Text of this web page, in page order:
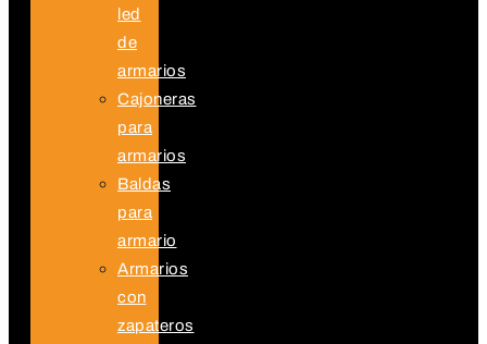
led
de
armarios
Cajoneras
para
armarios
Baldas
para
armario
Armarios
con
zapateros